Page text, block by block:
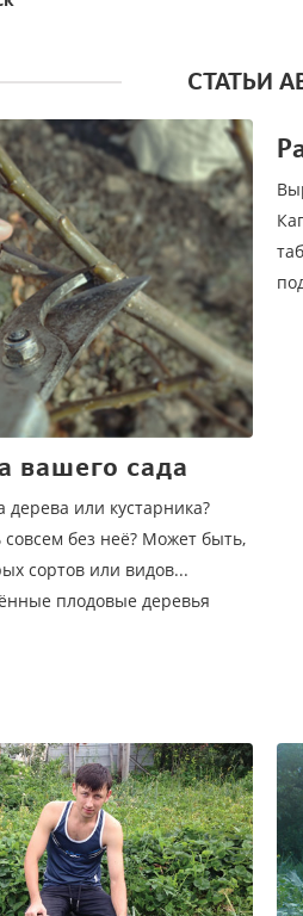
СТАТЬИ
вашего сада
или кустарника?
без неё? Может быть,
сортов или видов...
плодовые деревья